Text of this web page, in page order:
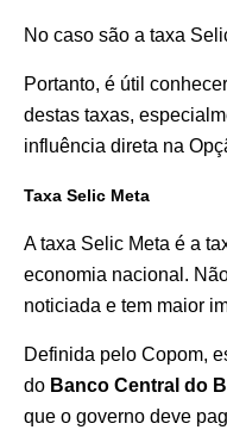
No caso são a taxa
Portanto, é útil
destas taxas,
influência direta na
Taxa Selic Meta
A taxa Selic Meta é a
economia nacional.
noticiada e tem maior
Definida pelo Copom,
do Banco Central do
que o governo deve